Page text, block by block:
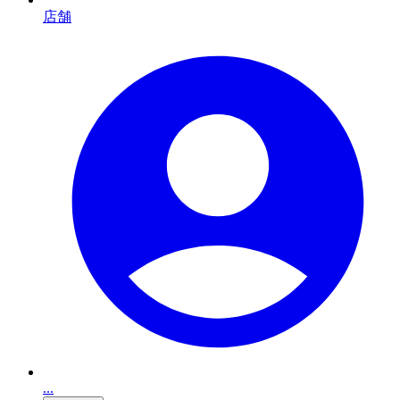
店舗
...